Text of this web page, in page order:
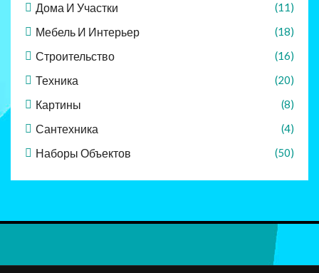
Дома И Участки (11)
Мебель И Интерьер (18)
Строительство (16)
Техника (20)
Картины (8)
Сантехника (4)
Наборы Объектов (50)